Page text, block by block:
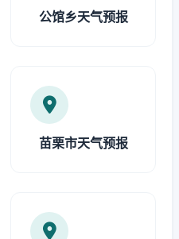
公馆乡天气预报
苗栗市天气预报